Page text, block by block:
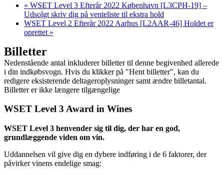
« WSET Level 3 Efterår 2022 København [L3CPH-19] –
Udsolgt skriv dig på venteliste til ekstra hold
WSET Level 2 Efterår 2022 Aarhus [L2AAR-46] Holdet er
oprettet »
Billetter
Nedenstående antal inkluderer billetter til denne begivenhed allerede
i din indkøbsvogn. Hvis du klikker på "Hent billetter", kan du
redigere eksisterende deltageroplysninger samt ændre billetantal.
Billetter er ikke længere tilgængelige
WSET Level 3 Award in Wines
WSET Level 3 henvender sig til dig, der har en god,
grundlæggende viden om vin.
Uddannelsen vil give dig en dybere indføring i de 6 faktorer, der
påvirker vinens endelige smag: